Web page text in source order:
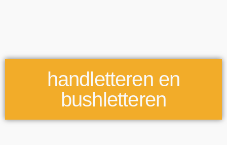
handletteren en
bushletteren